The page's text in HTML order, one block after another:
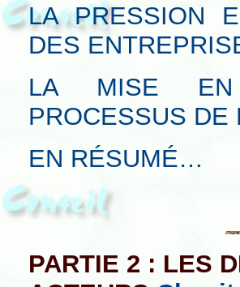
LA PRESSION
DES
LA MISE EN
PROCESSUS DE
EN RÉSUMÉ…
PARTIE 2 : LES